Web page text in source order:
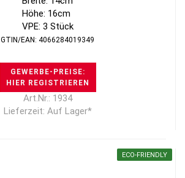
Höhe: 16cm
VPE: 3 Stück
GTIN/EAN: 4066284019349
GEWERBE-PREISE:
HIER REGISTRIEREN
Art.Nr.: 1934
Lieferzeit: Auf Lager*
ECO-FRIENDLY